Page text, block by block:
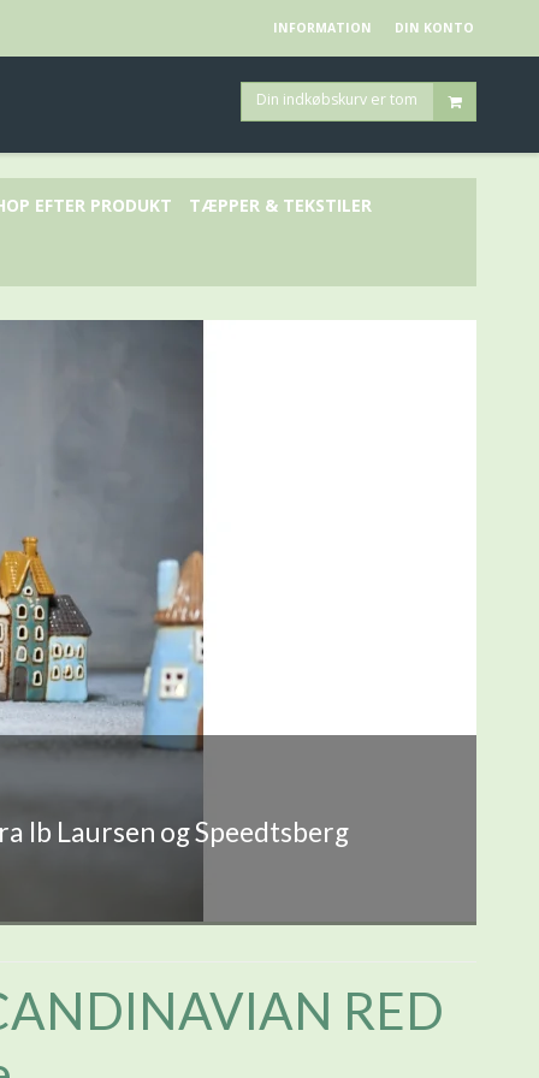
INFORMATION DIN KONTO
Din indkøbskurv er tom
EFTER PRODUKT TÆPPER & TEKSTILER
Ib Laursen og Speedtsberg
RED